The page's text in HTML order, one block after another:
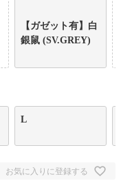
【ガゼット有】白
銀鼠 (SV.GREY)
L
お気に入りに登録する